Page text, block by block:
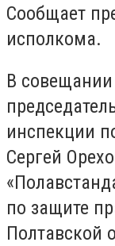
Сообщает
исполкома.
В
инспекции
Сергей
по защите
Полтавской